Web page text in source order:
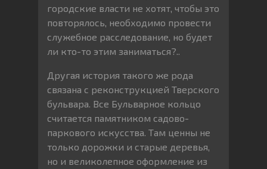
городские власти не хотят, чтобы это
повторялось, необходимо провести
служебное расследование, но будет
ли кто-то этим заниматься?..
Другая история такого же рода
связана с реконструкцией Тверского
бульвара. Все Бульварное кольцо
считается памятником садово-
паркового искусства. Там ценны не
только дорожки и старые деревья,
но и великолепное оформление из